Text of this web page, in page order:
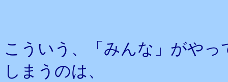
こういう、「みんな」がや
しまうのは、